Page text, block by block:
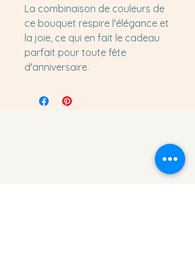
La combinaison de couleurs de
ce bouquet respire l'élégance et
la joie, ce qui en fait le cadeau
parfait pour toute fête
d'anniversaire.